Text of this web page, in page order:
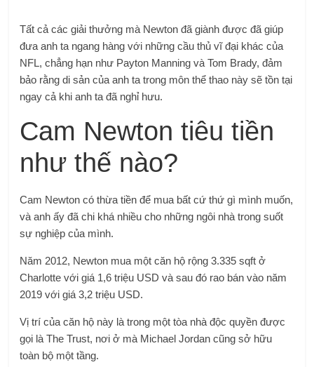
Tất cả các giải thưởng mà Newton đã giành được đã giúp
đưa anh ta ngang hàng với những cầu thủ vĩ đại khác của
NFL, chẳng hạn như Payton Manning và Tom Brady, đảm
bảo rằng di sản của anh ta trong môn thể thao này sẽ tồn tại
ngay cả khi anh ta đã nghỉ hưu.
Cam Newton tiêu tiền
như thế nào?
Cam Newton có thừa tiền để mua bất cứ thứ gì mình muốn,
và anh ấy đã chi khá nhiều cho những ngôi nhà trong suốt
sự nghiệp của mình.
Năm 2012, Newton mua một căn hộ rộng 3.335 sqft ở
Charlotte với giá 1,6 triệu USD và sau đó rao bán vào năm
2019 với giá 3,2 triệu USD.
Vị trí của căn hộ này là trong một tòa nhà độc quyền được
gọi là The Trust, nơi ở mà Michael Jordan cũng sở hữu
toàn bộ một tầng.